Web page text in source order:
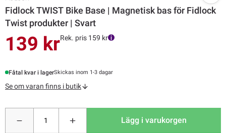
Fidlock TWIST Bike Base | Magnetisk bas för Fidlock
Twist produkter | Svart
139 krRek. pris 159 kr
Fåtal kvar i lagerSkickas inom 1-3 dagar
Se om varan finns i butik
Lägg i varukorgen